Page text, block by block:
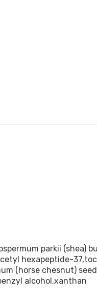
parkii (shea)
hexapeptide-
(horse chesnut)
alcohol,xanthan